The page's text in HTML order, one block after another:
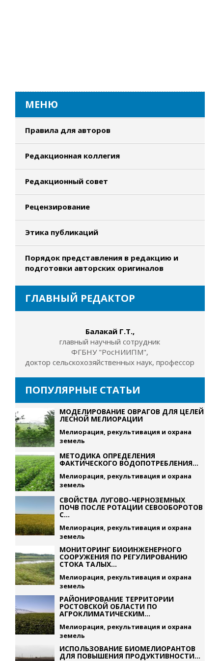
МЕНЮ
Правила для авторов
Редакционная коллегия
Редакционный совет
Рецензирование
Этика публикаций
Порядок представления в редакцию и
подготовки авторских оригиналов
ГЛАВНЫЙ РЕДАКТОР
Балакай Г.Т.,
главный научный сотрудник
ФГБНУ "РосНИИПМ",
доктор сельскохозяйственных наук, профессор
ПОПУЛЯРНЫЕ СТАТЬИ
МОДЕЛИРОВАНИЕ ОВРАГОВ ДЛЯ ЦЕЛЕЙ
ЛЕСНОЙ МЕЛИОРАЦИИ
Мелиорация, рекультивация и охрана
земель
МЕТОДИКА ОПРЕДЕЛЕНИЯ
ФАКТИЧЕСКОГО ВОДОПОТРЕБЛЕНИЯ...
Мелиорация, рекультивация и охрана
земель
СВОЙСТВА ЛУГОВО-ЧЕРНОЗЕМНЫХ
ПОЧВ ПОСЛЕ РОТАЦИИ СЕВООБОРОТОВ
С...
Мелиорация, рекультивация и охрана
земель
МОНИТОРИНГ БИОИНЖЕНЕРНОГО
СООРУЖЕНИЯ ПО РЕГУЛИРОВАНИЮ
СТОКА ТАЛЫХ...
Мелиорация, рекультивация и охрана
земель
РАЙОНИРОВАНИЕ ТЕРРИТОРИИ
РОСТОВСКОЙ ОБЛАСТИ ПО
АГРОКЛИМАТИЧЕСКИМ...
Мелиорация, рекультивация и охрана
земель
ИСПОЛЬЗОВАНИЕ БИОМЕЛИОРАНТОВ
ДЛЯ ПОВЫШЕНИЯ ПРОДУКТИВНОСТИ...